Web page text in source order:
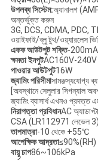
উপলব্ধ সিস্টেম:অ্যানালগ
অন্তর্ভুক্ত করুন
3G, DCS, CDMA, PDC,
ওয়াইফাই/ব্লু টুথ/ওয়্যারলেস
একক আউটপুট শক্তি-
ক্ষমতা ইনপুটAC160V-240V
পাওয়ার আউটপুট16W
জ্যামিং পরিসীমাসামঞ্জস্যযোগ্য
[অবস্থানে সেলুলার সিগন্যাল
জ্যামিং ব্যাসার্ধ এখনও প্রদত্ত
নিরাপত্তা প্রবিধানAC
CSA (LR112971 লেভেল 3)
তাপমাত্রা-10 থেকে +55℃
আপেক্ষিক আদ্রতা≤90%(RH)
বায়ু চাপ86~106kPa